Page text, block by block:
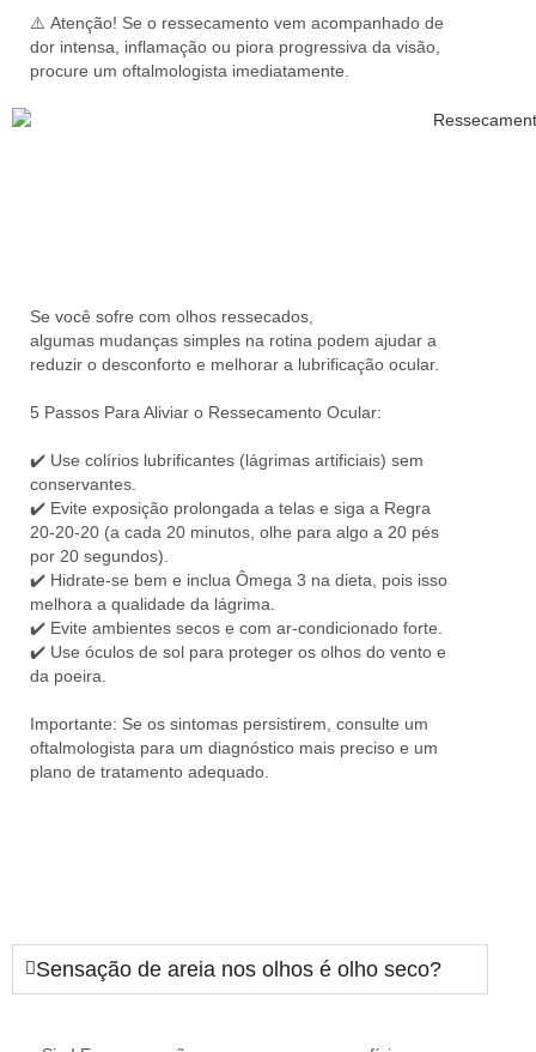
⚠️ Atenção! Se o ressecamento vem acompanhado de
dor intensa, inflamação ou piora progressiva da visão,
procure um oftalmologista imediatamente
Se você sofre com olhos ressecados,
algumas mudanças simples na rotina podem ajudar a
reduzir o desconforto e melhorar a lubrificação ocular.
5 Passos Para Aliviar o Ressecamento Ocular:
✔️️ Use colírios lubrificantes (lágrimas artificiais) sem
conservantes.
✔️ Evite exposição prolongada a telas e siga a Regra
20-20-20 (a cada 20 minutos, olhe para algo a 20 pés
por 20 segundos).
✔️️ Hidrate-se bem e inclua Ômega 3 na dieta , pois isso
melhora a qualidade da lágrima.
✔️ Evite ambientes secos e com ar-condicionado forte.
✔️️ Use óculos de sol para proteger os olhos do vento e
da poeira.
Importante: Se os sintomas persistirem, consulte um
oftalmologista para um diagnóstico mais preciso e um
plano de tratamento adequado.
Sensação de areia nos olhos é olho seco?